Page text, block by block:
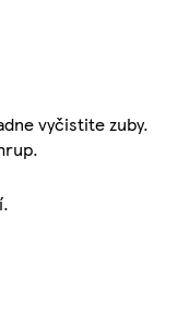
vyčistite zuby.